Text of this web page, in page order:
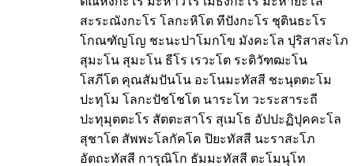
สะระณังกะโร โลกะหิโต ทีปังกะโร ชุตินธะโร
โกณฑัญโญ ชะนะปาโมกโข มังคะโล ปุริสาสะโภ
สุมะโน สุมะโน ธีโร เรวะโต ระติวัฑฒะโน
โสภีโต คุณสัมปันโน อะโนมะทัสสี ชะนุตตะโม
ปะทุโม โลกะปัชโชโต นาระโท วะระสาระถี
ปะทุมุตตะโร สัตตะสาโร สุเมโธ อัปปะฏิปุคคะโล
สุชาโต สัพพะโลกัคโค ปิยะทัสสี นะราสะโภ
อัตถะทัสสี การุณิโก ธัมมะทัสสี ตะโมนุโท